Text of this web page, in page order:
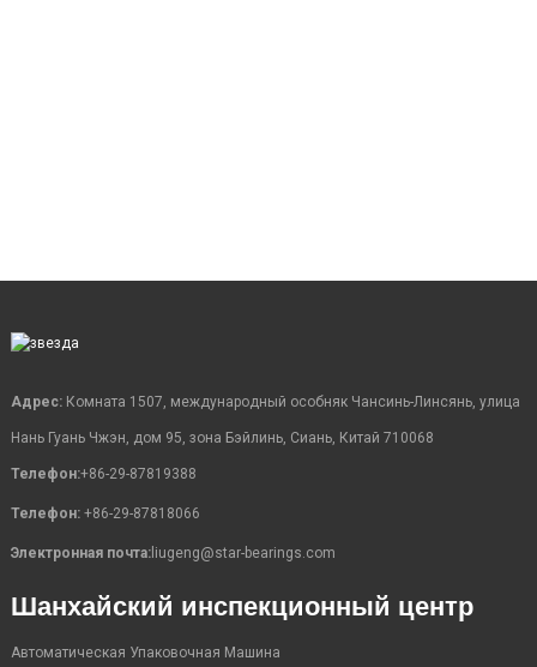
Адрес:Комната 1507, международный особняк Чансинь-Линсянь, улица
Нань Гуань Чжэн, дом 95, зона Бэйлинь, Сиань, Китай 710068
Телефон:+86-29-87819388
Телефон: +86-29-87818066
Электронная почта:liugeng@star-bearings.com
Шанхайский инспекционный центр
Автоматическая Упаковочная Машина